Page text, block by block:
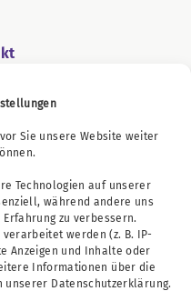
Sie unsere Website weiter
Technologien auf unserer
während andere uns
zu verbessern.
werden (z. B. IP-
Anzeigen und Inhalte oder
Informationen über die
unserer Datenschutzerklärung.